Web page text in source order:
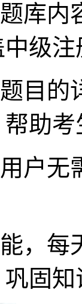
库
级
目
助
户无
，每
固知